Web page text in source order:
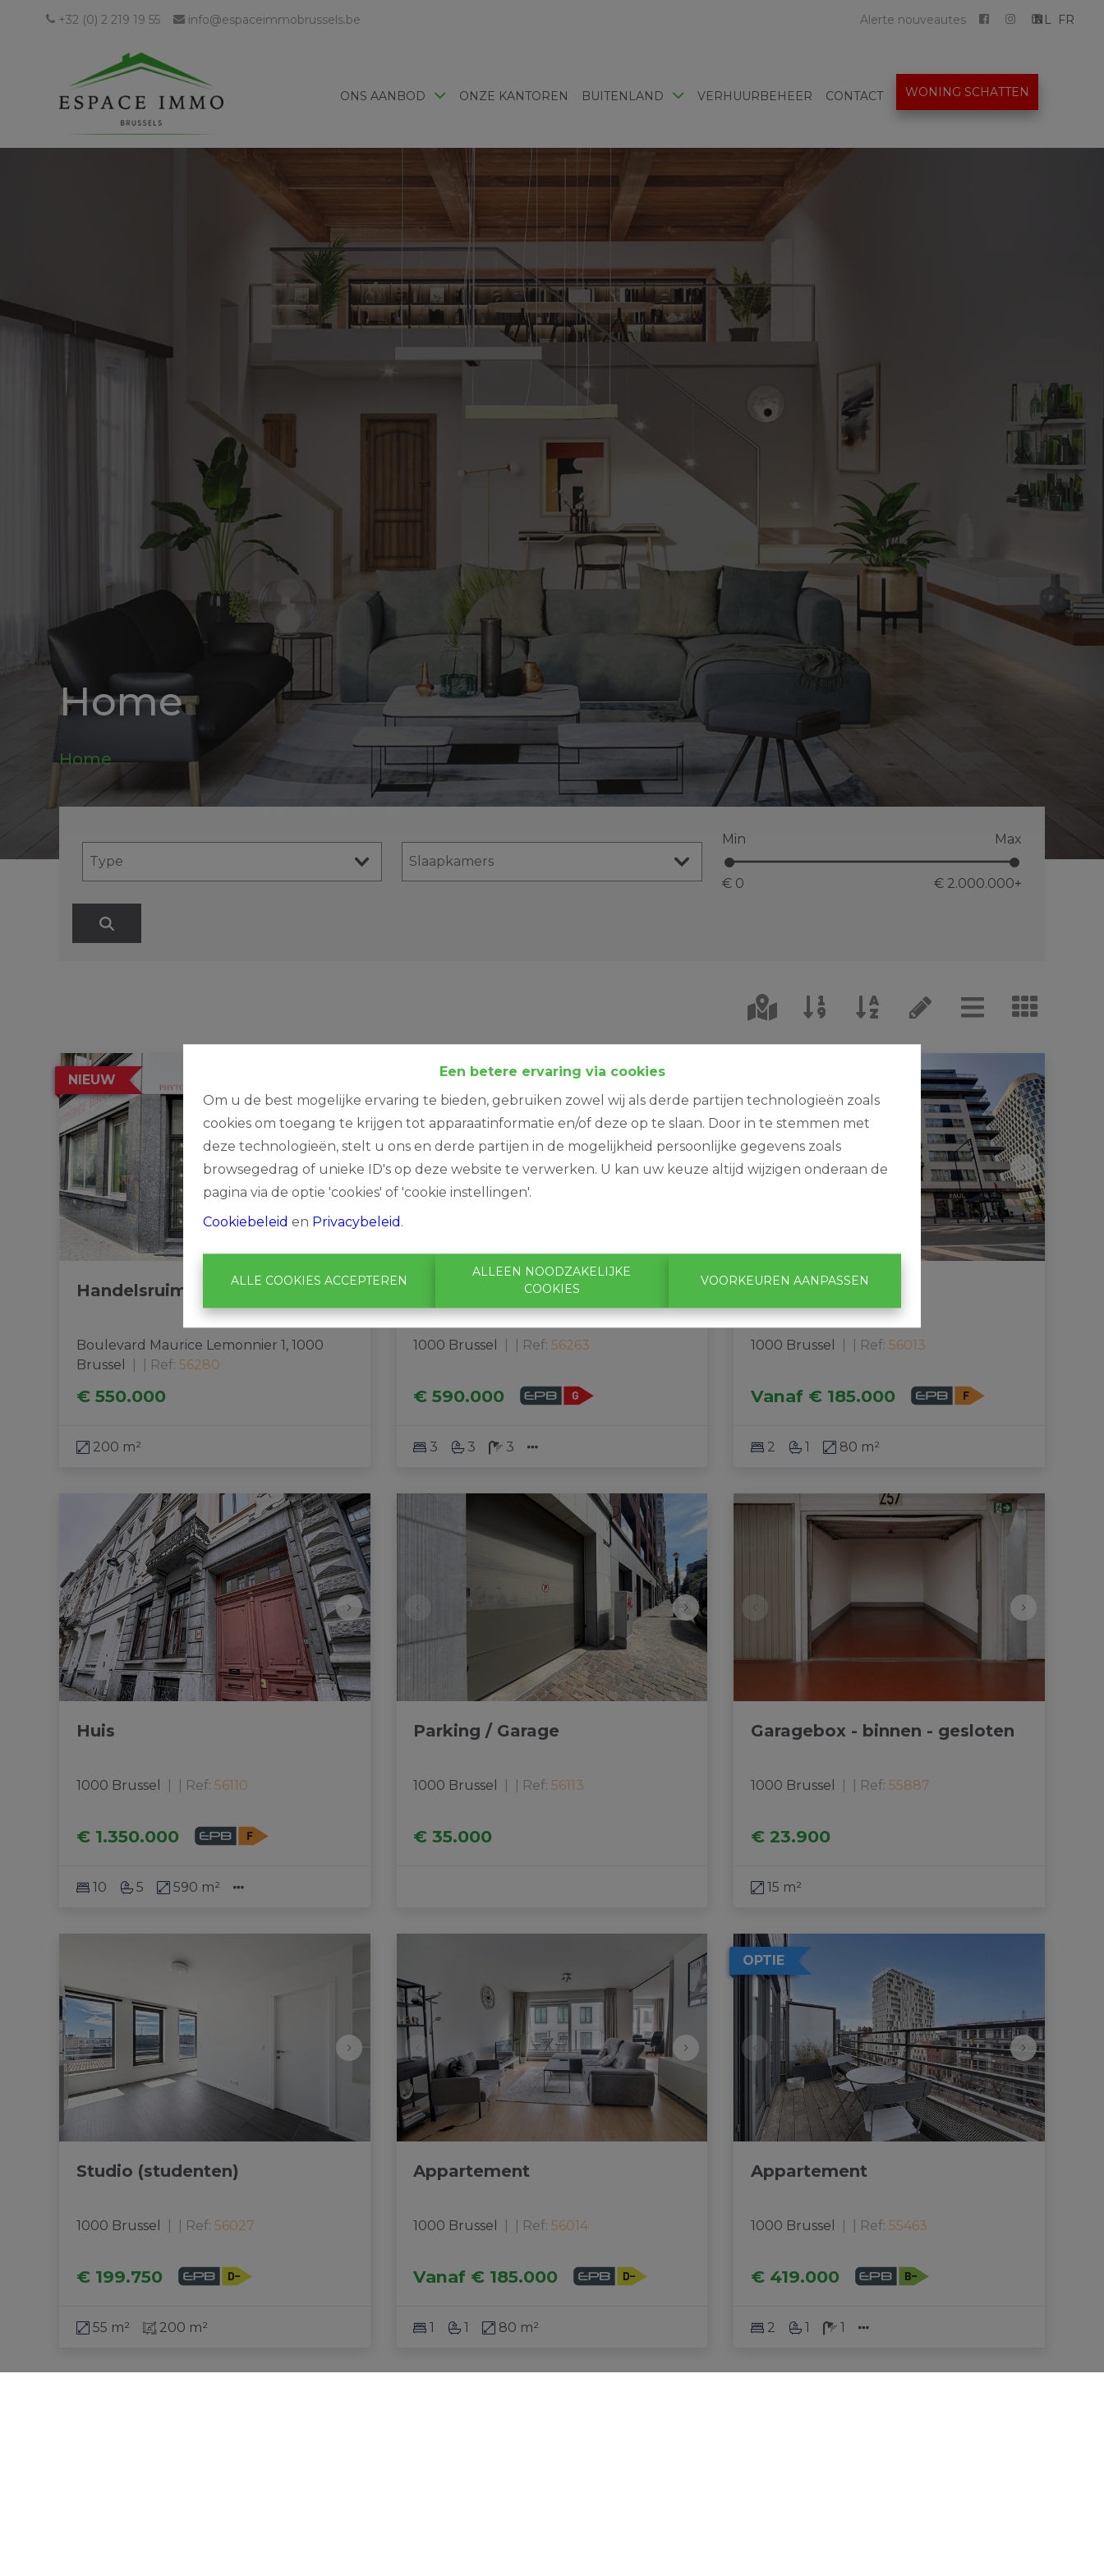
Een betere ervaring via cookies
Om u de best mogelijke ervaring te bieden, gebruiken zowel wij als derde partijen technologieën zoals
cookies om toegang te krijgen tot apparaatinformatie en/of deze op te slaan. Door in te stemmen met
deze technologieën, stelt u ons en derde partijen in de mogelijkheid persoonlijke gegevens zoals
browsegedrag of unieke ID's op deze website te verwerken. U kan uw keuze altijd wijzigen onderaan de
pagina via de optie 'cookies' of 'cookie instellingen'.
Cookiebeleid en Privacybeleid .
ALLE COOKIES ACCEPTEREN
ALLEEN NOODZAKELIJKE
COOKIES
VOORKEUREN AANPASSEN
+32 (0) 2 219 19 55 info@espaceimmobrussels.be Alerte nouveautes NL FR
ONS AANBOD ONZE KANTOREN BUITENLAND VERHUURBEHEER CONTACT WONING SCHATTEN
Home
Home
Min Max
€ 0 € 2.000.000+
NIEUW
Handelsruimte
Boulevard Maurice Lemonnier 1, 1000
Brussel
Ref: 56280
€ 550.000
200 m²
Opbrengsteigendom -
Appartementsgebouw
1000 Brussel Ref: 56263
€ 590.000
3 3 3
Appartement
1000 Brussel Ref: 56013
Vanaf € 185.000
2 1 80 m²
Huis
1000 Brussel Ref: 56110
€ 1.350.000
10 5 590 m²
Parking / Garage
1000 Brussel Ref: 56113
€ 35.000
Garagebox - binnen - gesloten
1000 Brussel Ref: 55887
€ 23.900
15 m²
Studio (studenten)
1000 Brussel Ref: 56027
€ 199.750
55 m² 200 m²
Appartement
1000 Brussel Ref: 56014
Vanaf € 185.000
1 1 80 m²
OPTIE
Appartement
1000 Brussel Ref: 55463
€ 419.000
2 1 1